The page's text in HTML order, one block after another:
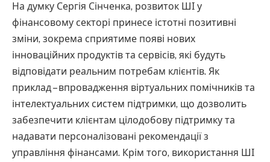
На думку Сергія Сінченка, розвиток ШІ у
фінансовому секторі принесе істотні позитивні
зміни, зокрема сприятиме появі нових
інноваційних продуктів та сервісів, які будуть
відповідати реальним потребам клієнтів. Як
приклад – впровадження віртуальних помічників та
інтелектуальних систем підтримки, що дозволить
забезпечити клієнтам цілодобову підтримку та
надавати персоналізовані рекомендації з
управління фінансами. Крім того, використання ШІ